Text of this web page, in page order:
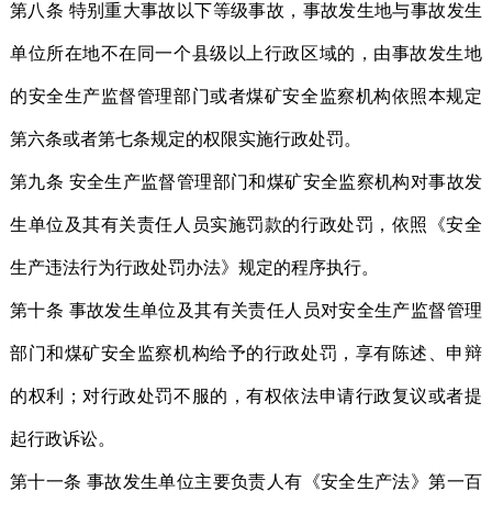
第八条 特别重大事故以下等级事故，事故发生地与事故发生
单位所在地不在同一个县级以上行政区域的，由事故发生地
的安全生产监督管理部门或者煤矿安全监察机构依照本规定
第六条或者第七条规定的权限实施行政处罚。
第九条 安全生产监督管理部门和煤矿安全监察机构对事故发
生单位及其有关责任人员实施罚款的行政处罚，依照《安全
生产违法行为行政处罚办法》规定的程序执行。
第十条 事故发生单位及其有关责任人员对安全生产监督管理
部门和煤矿安全监察机构给予的行政处罚，享有陈述、申辩
的权利；对行政处罚不服的，有权依法申请行政复议或者提
起行政诉讼。
第十一条 事故发生单位主要负责人有《安全生产法》第一百